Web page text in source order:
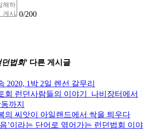
0/200
던법회’ 다른 게시글
2020, 1박 2일 렌선 갈무리
회 런던사람들의 이야기_나비장터에서
까지
의 씨앗이 아일랜드에서 싹을 틔우다
음’이라는 단어로 엮어가는 런던법회 이야